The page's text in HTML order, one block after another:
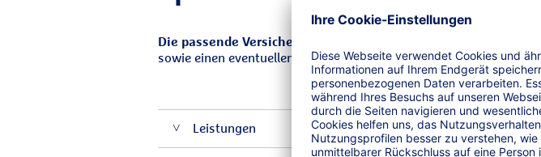
Die passende Versicherungslösung für neue
sowie einen eventuellen finanziellen Ausfall durch
Leistungen